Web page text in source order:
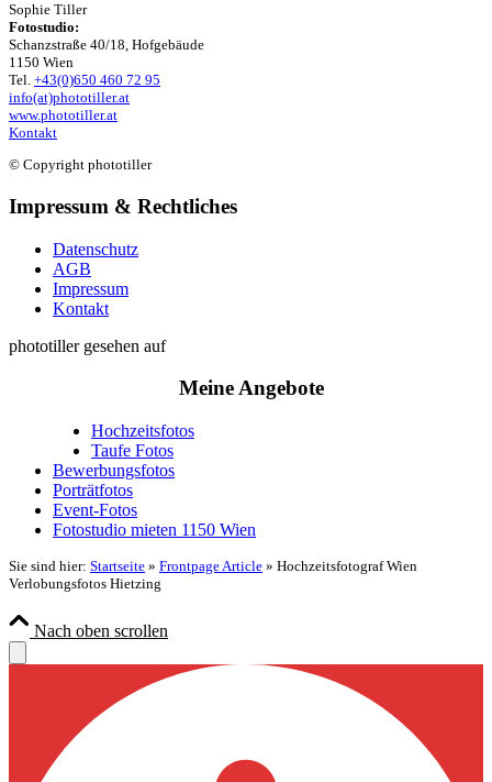
Sophie Tiller
Fotostudio:
Schanzstraße 40/18, Hofgebäude
1150 Wien
Tel. +43(0)650 460 72 95
info(at)phototiller.at
www.phototiller.at
Kontakt
© Copyright phototiller
Impressum & Rechtliches
Datenschutz
AGB
Impressum
Kontakt
phototiller gesehen auf
Meine Angebote
Hochzeitsfotos
Taufe Fotos
Bewerbungsfotos
Porträtfotos
Event-Fotos
Fotostudio mieten 1150 Wien
Sie sind hier: Startseite » Frontpage Article » Hochzeitsfotograf Wien
Verlobungsfotos Hietzing
Nach oben scrollen